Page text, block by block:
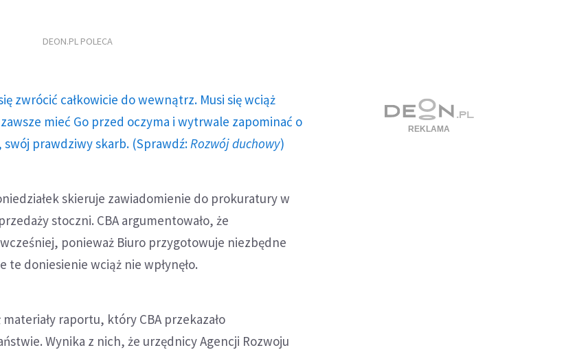
DEON.PL POLECA
zwrócić całkowicie do wewnątrz. Musi się wciąż
mieć Go przed oczyma i wytrwale zapominać o
swój prawdziwy skarb. (Sprawdź:Rozwój duchowy)
skieruje zawiadomienie do prokuratury w
stoczni. CBA argumentowało, że
ponieważ Biuro przygotowuje niezbędne
te doniesienie wciąż nie wpłynęło.
raportu, który CBA przekazało
Wynika z nich, że urzędnicy Agencji Rozwoju